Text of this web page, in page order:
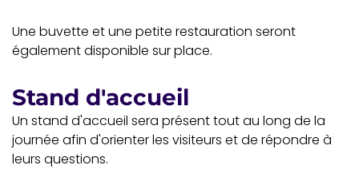
Une buvette et une petite restauration seront
également disponible sur place.
Stand d'accueil
Un stand d'accueil sera présent tout au long de la
journée afin d'orienter les visiteurs et de répondre à
leurs questions.